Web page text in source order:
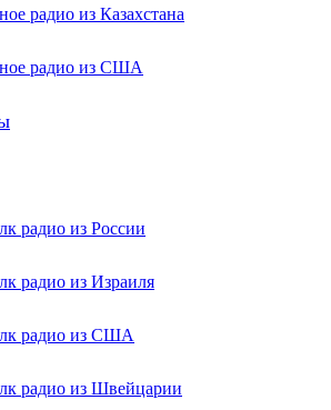
радио из Казахстана
радио из США
радио из России
радио из Израиля
радио из США
радио из Швейцарии